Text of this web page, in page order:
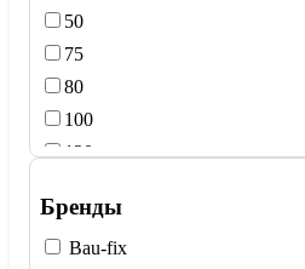
50
75
80
100
120
200
225
Бренды
Bau-fix